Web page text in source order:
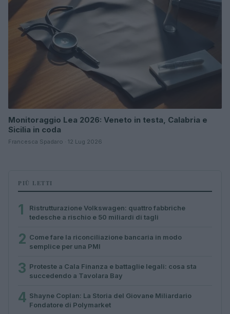
Monitoraggio Lea 2026: Veneto in testa, Calabria e
Sicilia in coda
Francesca Spadaro · 12 Lug 2026
PIÙ LETTI
1
Ristrutturazione Volkswagen: quattro fabbriche
tedesche a rischio e 50 miliardi di tagli
2 Come fare la riconciliazione bancaria in modo
semplice per una PMI
3 Proteste a Cala Finanza e battaglie legali: cosa sta
succedendo a Tavolara Bay
4 Shayne Coplan: La Storia del Giovane Miliardario
Fondatore di Polymarket